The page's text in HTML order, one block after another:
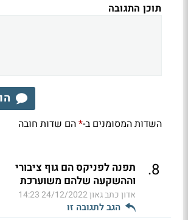
תוכן התגובה
השדות המסומנים ב-*הם שדות חובה
8
.
תפנה לפניקס הם גוף ציבורי
וההשקעה שלהם משוערכת
אדון כתב גאון24/12/2022 14:23
הגב לתגובה זו